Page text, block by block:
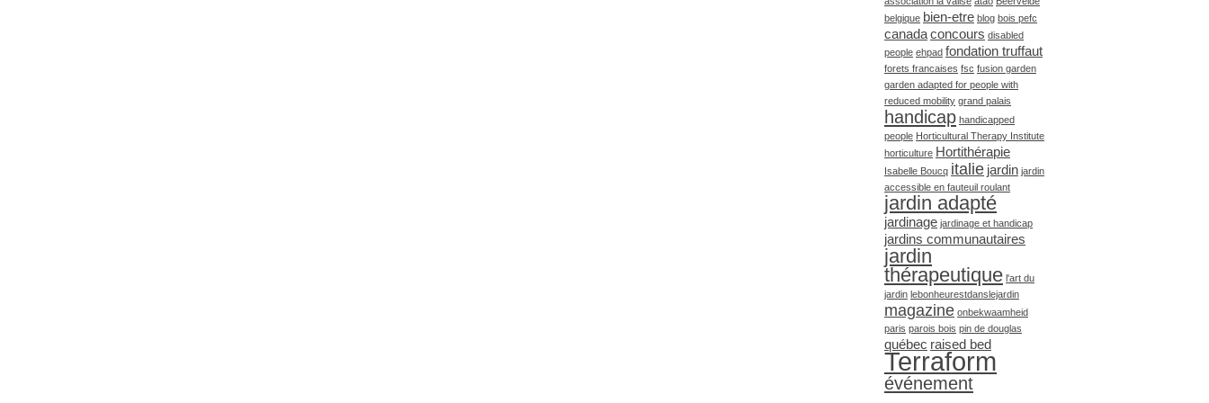
belgique bien-etre blog bois pefc
canadaconcours disabled
people ehpad fondation truffaut
forets francaises fsc fusion garden
garden adapted for people with
reduced mobility grand palais
handicap handicapped
people Horticultural Therapy Institute
horticulture Hortithérapie
Isabelle Boucq italie jardin jardin
accessible en fauteuil roulant
jardin adapté
jardinage jardinage et handicap
jardins communautaires
jardin
thérapeutique l'art du
jardin lebonheurestdanslejardin
magazine onbekwaamheid
paris parois bois pin de douglas
québec raised bed
Terraform
événement